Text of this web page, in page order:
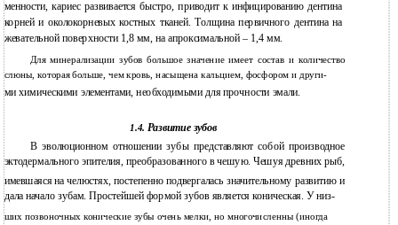
менности, кариес развивается быстро, приводит к инфицированию дентина
корней и околокорневых костных тканей. Толщина первичного дентина на
жевательной поверхности 1,8 мм, на апроксимальной – 1,4 мм.
Для минерализации зубов большое значение имеет состав и количество
слюны, которая больше, чем кровь, насыщена кальцием, фосфором и други-
ми химическими элементами, необходимыми для прочности эмали.
1.4. Развитие зубов
В эволюционном отношении зубы представляют собой производное
эктодермального эпителия, преобразованного в чешую. Чешуя древних рыб,
имевшаяся на челюстях, постепенно подвергалась значительному развитию и
дала начало зубам. Простейшей формой зубов является коническая. У низ-
ших позвоночных конические зубы очень мелки, но многочисленны (иногда